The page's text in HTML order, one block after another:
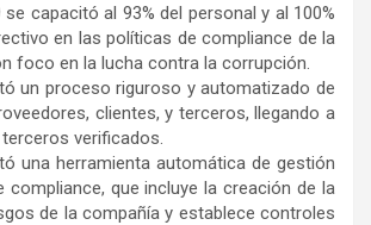
se capacitó al 93% del personal y al 100%
en las políticas de compliance de la
foco en la lucha contra la corrupción.
un proceso riguroso y automatizado de
clientes, y terceros, llegando a
verificados.
una herramienta automática de gestión
compliance, que incluye la creación de la
de la compañía y establece controles